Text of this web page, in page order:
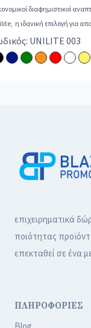
διαφημιστικοί
η ιδανική επιλογή για
UNILITE 003
επιχειρηματικά
ποιότητας
επεκταθεί σε ένα
ΠΛΗΡΟΦΟΡΙΕΣ